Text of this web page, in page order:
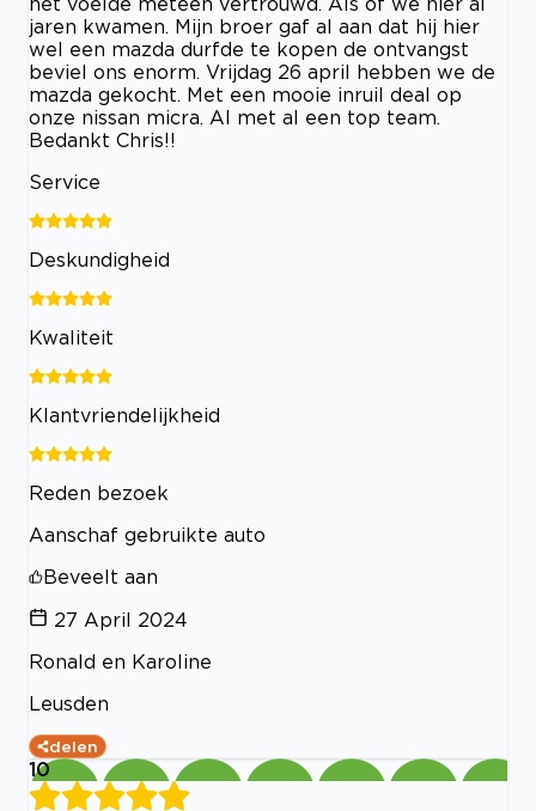
jaren kwamen. Mijn broer gaf al aan dat hij hier
wel een mazda durfde te kopen de ontvangst
beviel ons enorm. Vrijdag 26 april hebben we de
mazda gekocht. Met een mooie inruil deal op
onze nissan micra. Al met al een top team.
Bedankt Chris!!
Service
Deskundigheid
Kwaliteit
Klantvriendelijkheid
Reden bezoek
Aanschaf gebruikte auto
Beveelt aan
27 April 2024
Ronald en Karoline
Leusden
delen
10